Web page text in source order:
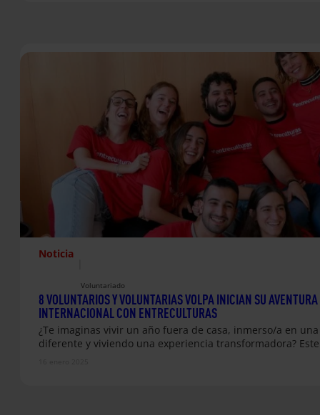
Noticia
Voluntariado
8 VOLUNTARIOS Y VOLUNTARIAS VOLPA INICIAN SU AVENTURA
INTERNACIONAL CON ENTRECULTURAS
¿Te imaginas vivir un año fuera de casa, inmerso/a en
diferente y viviendo una experiencia transformadora?